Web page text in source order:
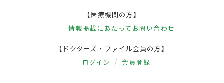
【医療機関の方】
情報掲載にあたって お問い合わせ
【ドクターズ・ファイル会員の方】
ログイン 会員登録